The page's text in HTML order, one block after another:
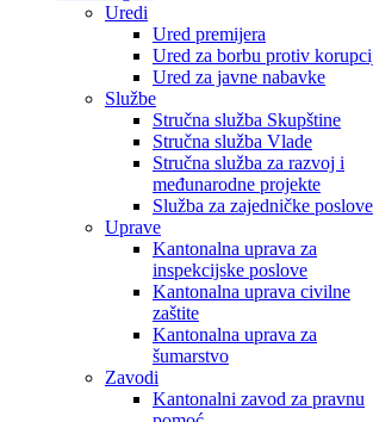
Uredi
Ured premijera
Ured za borbu protiv
Ured za javne nabavke
Službe
Stručna služba Skupštine
Stručna služba Vlade
Stručna služba za razvoj i
međunarodne projekte
Služba za zajedničke poslove
Uprave
Kantonalna uprava za
inspekcijske poslove
Kantonalna uprava civilne
zaštite
Kantonalna uprava za
šumarstvo
Zavodi
Kantonalni zavod za pravnu